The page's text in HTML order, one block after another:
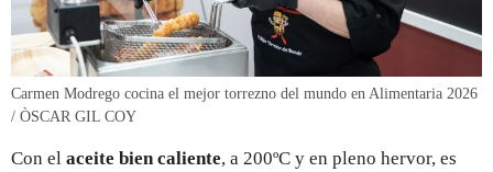
Carmen Modrego cocina el mejor torrezno del mundo en Alimentaria 2026
/ ÒSCAR GIL COY
Con el aceite bien caliente, a 200ºC y en pleno hervor, es